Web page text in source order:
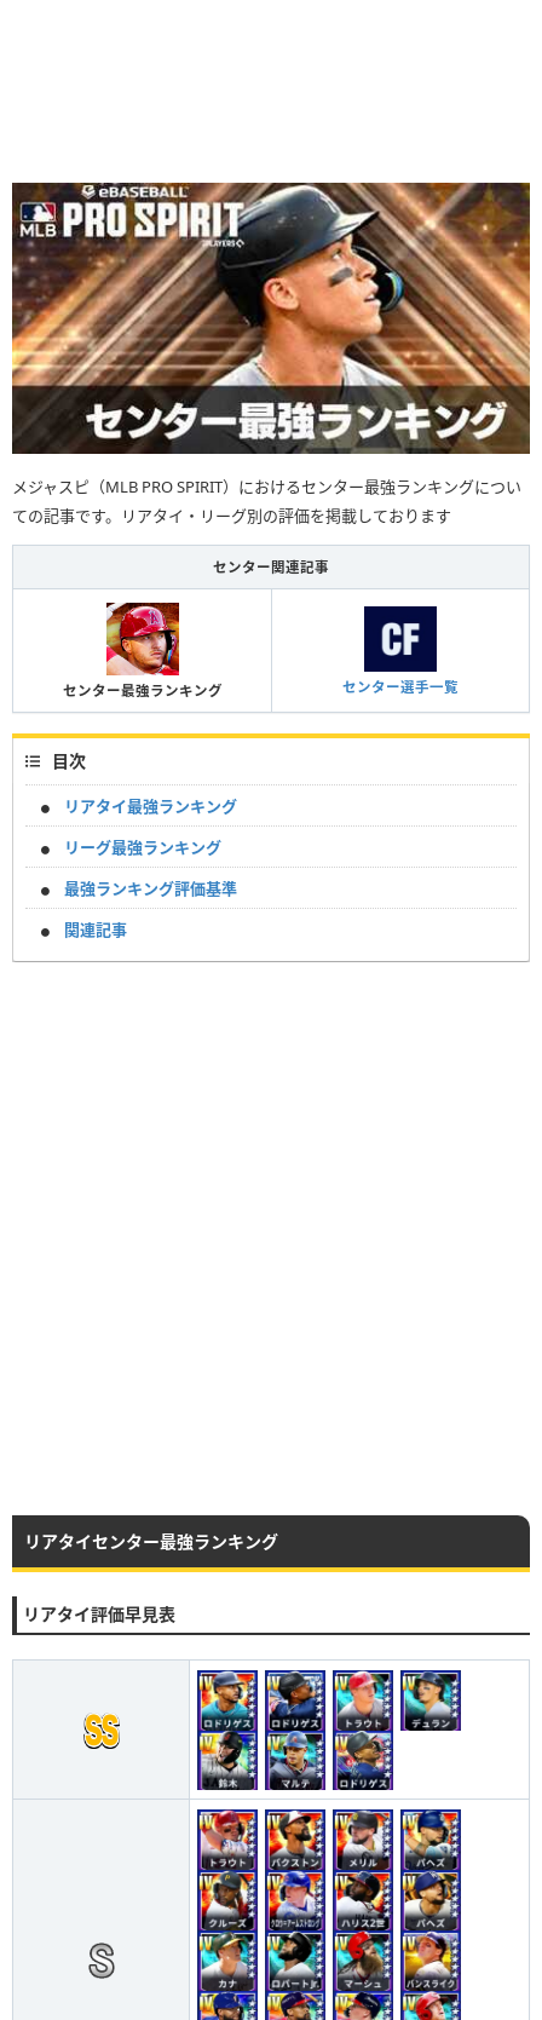
メジャスピ（MLB PRO SPIRIT）におけるセンター最強ランキングについ
ての記事です。リアタイ・リーグ別の評価を掲載しております
センター関連記事
センター最強ランキング センター選手一覧
目次
リアタイ最強ランキング
リーグ最強ランキング
最強ランキング評価基準
関連記事
リアタイセンター最強ランキング
リアタイ評価早見表